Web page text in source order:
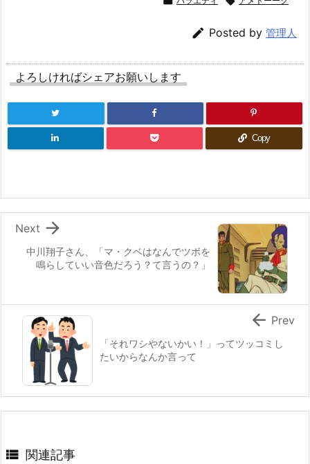
 Posted by 管理人
よろしければシェアお願いします
Copy
中川翔子さん、「マ・クベはなんでツボを
鳴らしていい音色だろう？て言うの？」

Next
「それワシやないかい！」ってツッコミし
たいからなんか言って
 Prev
 関連記事